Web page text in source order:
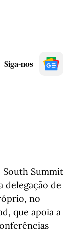
Siga-nos
Summit
delegação de
no
que apoia a